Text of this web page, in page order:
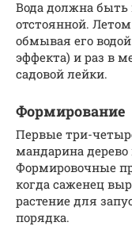
Вода должна
отстоянной.
обмывая его
эффекта) и раз в
садовой лейки.
Формирование
Первые три-
мандарина
Формировочные
когда саженец
растение для
порядка.